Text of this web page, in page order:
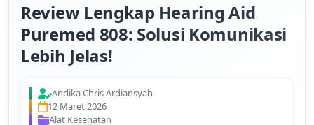
Review Lengkap Hearing Aid
Puremed 808: Solusi Komunikasi
Lebih Jelas!
Andika Chris Ardiansyah
12 Maret 2026
Alat Kesehatan